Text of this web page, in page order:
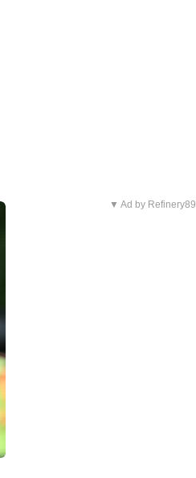
▼ Ad by Refinery89